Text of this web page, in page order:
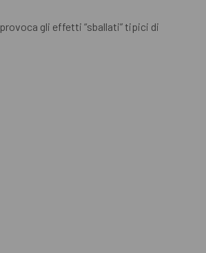
gli effetti “sballati” tipici di